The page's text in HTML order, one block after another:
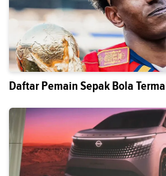
Daftar Pemain Sepak Bola